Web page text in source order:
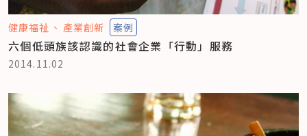
健康福祉 產業創新 案例
六個低頭族該認識的社會企業「行動」服務
2014.11.02